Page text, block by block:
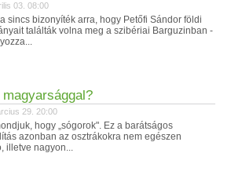
03. 08:00
sincs bizonyíték arra, hogy Petőfi Sándor földi
találták volna meg a szibériai Barguzinban -
29. 20:00
hogy „sógorok". Ez a barátságos
azonban az osztrákokra nem egészen
illetve nagyon...